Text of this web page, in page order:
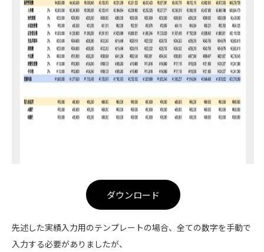
ダウンロード
先述した実績入力用のテンプレートの場合、全ての数字を手動で
入力する必要がありましたが、